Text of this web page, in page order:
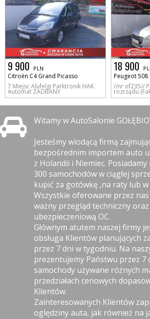
9 900 PLN
Citroën C4 Grand Picasso
7 Miejsc Alufelgi Parktronik HAK
Automat ZADBANY
18 900
Peugeot 508
//nr of235//
rozrządu
Witamy w AutoSalonie
Jesteśmy wiodącą firmą
bezpośrednim importem auto
z Holandii i Niemiec. Posiadamy
300 samochodów w ciągłej
kupić za gotówkę ,na raty lub
Wszystkie oferowane przez
ważny przegląd techniczny
ubezpieczeniową OC.
Głównym atutem naszej firmy
obsługa Klientów planujących
przez 7 dni w tygodniu. Na
prezentujemy Państwu przez 7
samochody używane różnych
przedziałach cenowych
Klientów.
Zainteresowanych Klientów
oględziny auta, jak również na